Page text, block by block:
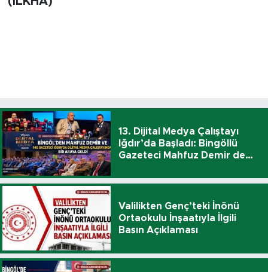
13. Dijital Medya Çalıştayı
Iğdır’da Başladı: Bingöllü
Gazeteci Mahfuz Demir de
Valilikten Genç’teki İnönü
Ortaokulu İnşaatıyla İlgili
Basın Açıklaması